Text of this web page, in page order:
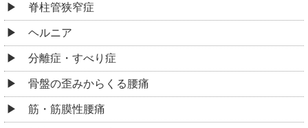
脊柱管狭窄症
ヘルニア
分離症・すべり症
骨盤の歪みからくる腰痛
筋・筋膜性腰痛